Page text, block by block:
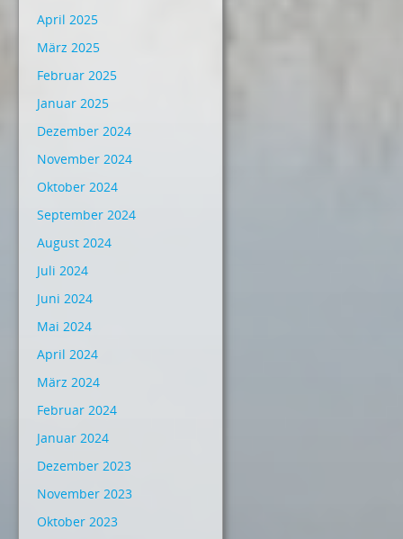
April 2025
März 2025
Februar 2025
Januar 2025
Dezember 2024
November 2024
Oktober 2024
September 2024
August 2024
Juli 2024
Juni 2024
Mai 2024
April 2024
März 2024
Februar 2024
Januar 2024
Dezember 2023
November 2023
Oktober 2023